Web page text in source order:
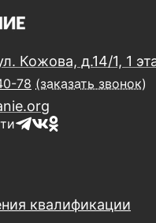
Кожова, д.14/1, 1
78 (заказать звонок)
квалификации